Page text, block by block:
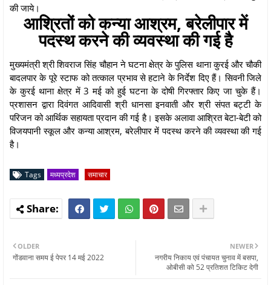
की जाये।
आश्रितों को कन्या आश्रम, बरेलीपार में
पदस्थ करने की व्यवस्था की गई है
मुख्यमंत्री श्री शिवराज सिंह चौहान ने घटना क्षेत्र के पुलिस थाना कुरई और चौकी
बादलपार के पूरे स्टाफ को तत्काल प्रभाव से हटाने के निर्देश दिए हैं। सिवनी जिले
के कुरई थाना क्षेत्र में 3 मई को हुई घटना के दोषी गिरफ्तार किए जा चुके हैं।
प्रशासन द्वारा दिवंगत आदिवासी श्री धानसा इनवाती और श्री संपत बट्टी के
परिजन को आर्थिक सहायता प्रदान की गई है। इसके अलावा आश्रित बेटा-बेटी को
विजयपानी स्कूल और कन्या आश्रम, बरेलीपार में पदस्थ करने की व्यवस्था की गई
है।
Tags मध्यप्रदेश समाचार
NEWER
नगरीय निकाय एवं पंचायत चुनाव में बसपा,
ओबीसी को 52 प्रतिशत टिकिट देगी
OLDER
गोंडवाना समय ई पेपर 14 मई 2022